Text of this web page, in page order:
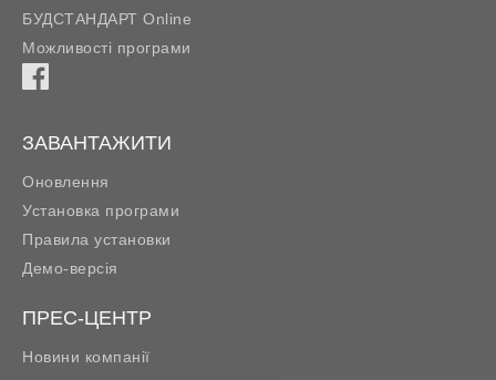
БУДСТАНДАРТ Online
Можливості програми
ЗАВАНТАЖИТИ
Оновлення
Установка програми
Правила установки
Демо-версія
ПРЕС-ЦЕНТР
Новини компанії